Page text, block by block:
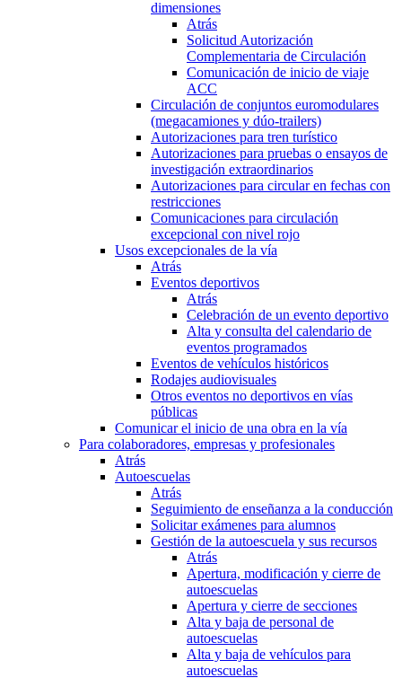
dimensiones
Atrás
Solicitud Autorización
Complementaria de Circulación
Comunicación de inicio de viaje
ACC
Circulación de conjuntos euromodulares
(megacamiones y dúo-trailers)
Autorizaciones para tren turístico
Autorizaciones para pruebas o ensayos de
investigación extraordinarios
Autorizaciones para circular en fechas con
restricciones
Comunicaciones para circulación
excepcional con nivel rojo
Usos excepcionales de la vía
Atrás
Eventos deportivos
Atrás
Celebración de un evento deportivo
Alta y consulta del calendario de
eventos programados
Eventos de vehículos históricos
Rodajes audiovisuales
Otros eventos no deportivos en vías
públicas
Comunicar el inicio de una obra en la vía
Para colaboradores, empresas y profesionales
Atrás
Autoescuelas
Atrás
Seguimiento de enseñanza a la conducción
Solicitar exámenes para alumnos
Gestión de la autoescuela y sus recursos
Atrás
Apertura, modificación y cierre de
autoescuelas
Apertura y cierre de secciones
Alta y baja de personal de
autoescuelas
Alta y baja de vehículos para
autoescuelas